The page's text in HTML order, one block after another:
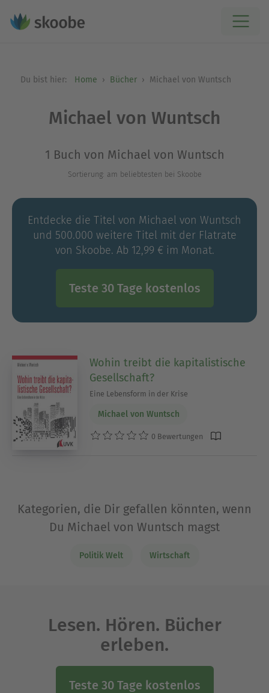
Du bist hier: Home Bücher Michael von Wuntsch
Michael von Wuntsch
1 Buch von Michael von Wuntsch
Sortierung: am beliebtesten bei Skoobe
Entdecke die Titel von Michael von Wuntsch
und 500.000 weitere Titel mit der Flatrate
von Skoobe. Ab 12,99 € im Monat.
Teste 30 Tage kostenlos
Wohin treibt die kapitalistische
Gesellschaft?
Eine Lebensform in der Krise
Michael von Wuntsch
0 Bewertungen
Kategorien, die Dir gefallen könnten, wenn
Du Michael von Wuntsch magst
Politik Welt Wirtschaft
Lesen. Hören. Bücher
erleben.
Teste 30 Tage kostenlos